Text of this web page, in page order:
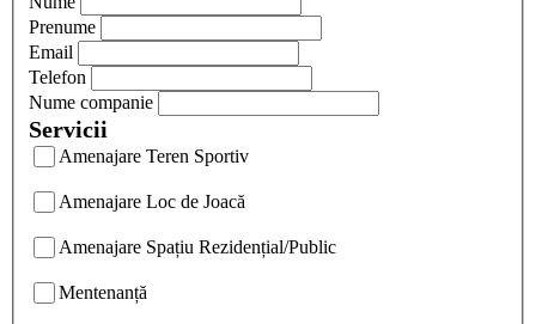
Prenume
Email
Telefon
Nume companie
Servicii
Amenajare Teren Sportiv
Amenajare Loc de Joacă
Amenajare Spațiu Rezidențial/Public
Mentenanță